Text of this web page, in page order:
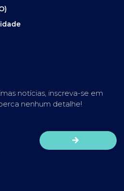
notícias, inscreva-se em
nenhum detalhe!